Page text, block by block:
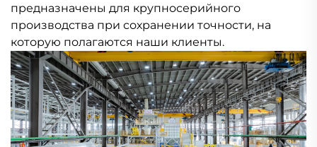
предназначены для крупносерийного
производства при сохранении точности, на
которую полагаются наши клиенты.